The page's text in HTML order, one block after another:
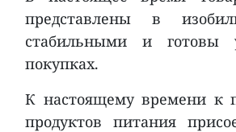
представлены в
стабильными и готовы
покупках.
К настоящему времени к
продуктов питания